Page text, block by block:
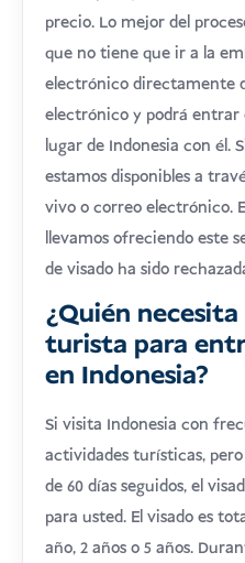
precio. Lo mejor del
que no tiene que ir a la
electrónico directamente
electrónico y podrá
lugar de Indonesia con él.
estamos disponibles a
vivo o correo electrónico.
llevamos ofreciendo este
de visado ha sido
¿Quién necesita
turista para
en Indonesia?
Si visita Indonesia con
actividades turísticas,
de 60 días seguidos, el
para usted. El visado es
año, 2 años o 5 años.